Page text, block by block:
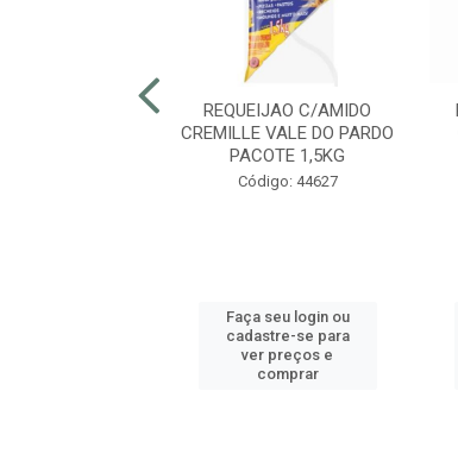
REQUEIJAO C/AMIDO
CREMILLE VALE DO PARDO
PACOTE 1,5KG
Código: 44627
Faça seu login ou
cadastre-se para
ver preços e
comprar